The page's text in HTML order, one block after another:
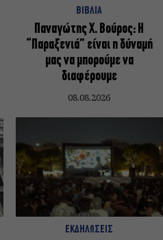
ΒΙΒΛΙΑ
Παναγώτης Χ. Βούρος: Η
“Παραξενιά” είναι η δύναμή
μας να μπορούμε να
διαφέρουμε
08.08.2026
ΕΚΔΗΛΩΣΕΙΣ